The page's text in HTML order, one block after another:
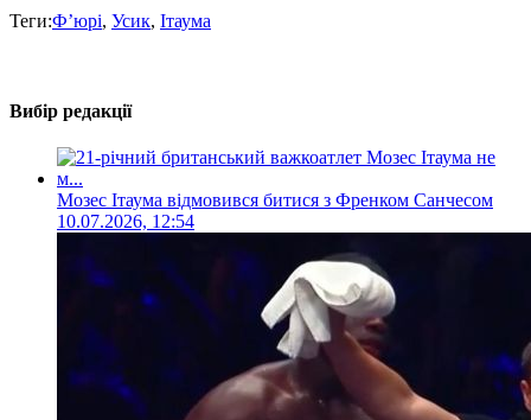
Теги:Ф’юрі, Усик, Ітаума
Вибір редакції
Мозес Ітаума відмовився битися з Френком Санчесом
10.07.2026, 12:54